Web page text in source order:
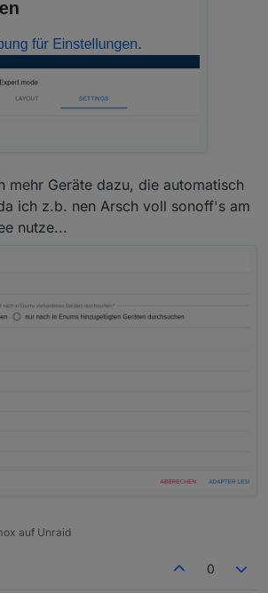
mehr Geräte dazu, die automatisch
ich z.b. nen Arsch voll sonoff's am
nutze...
auf Unraid
0